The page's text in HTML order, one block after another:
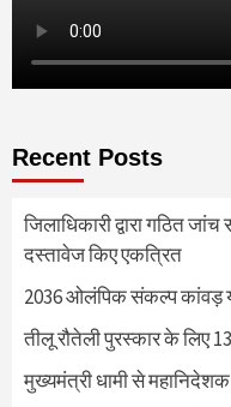
Recent Posts
जिलाधिकारी द्वारा गठित
दस्तावेज किए एकत्रित
2036 ओलंपिक संकल्प कांवड़
तीलू रौतेली पुरस्कार के लिए
मुख्यमंत्री धामी से